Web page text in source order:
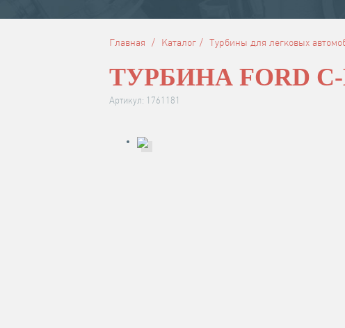
Главная Каталог Турбины для легковых
ТУРБИНА FORD C-
Артикул: 1761181